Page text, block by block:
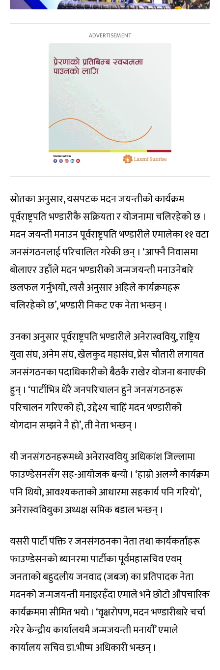
स्रोतका अनुसार, यसपटक मदन जयन्तीको कार्यक्रम
पूर्वराष्ट्रपति भण्डारीकै सक्रियता र योजनामा चलिरहेको छ ।
मदन जयन्ती मनाउन पूर्वराष्ट्रपति भण्डारीले एमालेका ११ वटा
जनसंगठनलाई परिचालित गरेकी छन् । ‘आफ्नै निवासमा
बोलाएर उहाँले मदन भण्डारीको जन्मजयन्ती मनाउनेबारे
छलफल गर्नुभयो, त्यसै अनुसार अहिले कार्यक्रमहरू
चलिरहेको छ’, भण्डारी निकट एक नेता भन्छन् ।
उनका अनुसार पूर्वराष्ट्रपति भण्डारीले अनेरास्ववियु, राष्ट्रिय
युवा संघ, अनेम संघ, खेलकुद महासंघ, प्रेस चौतारी लगायत
जनसंगठनका पदाधिकारीको बैठकै राखेर योजना बनाएकी
हुन् । ‘पार्टीभित्र धेरै जनपरिचालन हुने जनसंगठनहरू
परिचालन गरिएको हो, उद्देश्य चाहिं मदन भण्डारीको
योगदान सम्झने नै हो’, ती नेता भन्छन् ।
यी जनसंगठनहरूमध्ये अनेरास्ववियु अधिकांश जिल्लामा
फाउण्डेसनसँग सह-आयोजक बन्यो । ‘हाम्रो अलग्गै कार्यक्रम
पनि थियो, आवश्यकताको आधारमा सहकार्य पनि गरियो’,
अनेरास्ववियुका अध्यक्ष समिक बडाल भन्छन् ।
यसरी पार्टी पंक्ति र जनसंगठनका नेता तथा कार्यकर्ताहरू
फाउण्डेसनको ब्यानरमा पार्टीका पूर्वमहासचिव एवम्
जनताको बहुदलीय जनवाद (जबज) का प्रतिपादक नेता
मदनको जन्मजयन्ती मनाइरहँदा एमाले भने छोटो औपचारिक
कार्यक्रममा सीमित भयो । ‘वृक्षरोपण, मदन भण्डारीबारे चर्चा
गरेर केन्द्रीय कार्यालयमै जन्मजयन्ती मनायौं’ एमाले
कार्यालय सचिव डा.भीष्म अधिकारी भन्छन् ।